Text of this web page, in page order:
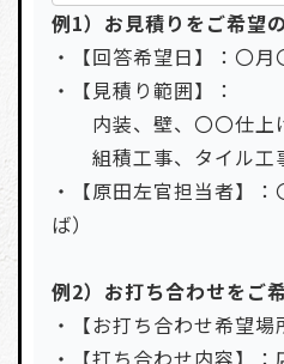
例1）お見積りをご希望
・【回答希望日】：〇月
・【見積り範囲】：
内装、壁、〇〇仕上
組積工事、タイル工
・【原田左官担当者】
ば）
例2）お打ち合わせをご
・【お打ち合わせ希望
・【打ち合わせ内容】